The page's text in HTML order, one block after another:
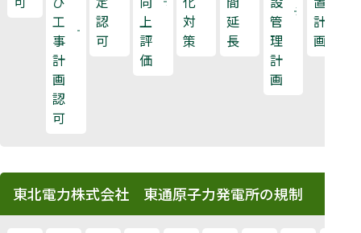
工
事
計
画
認
可
認
可
上
評
価
対
策
延
長
管
理
計
画
計
画
東北電力株式会社 東通原子力発電所の規制